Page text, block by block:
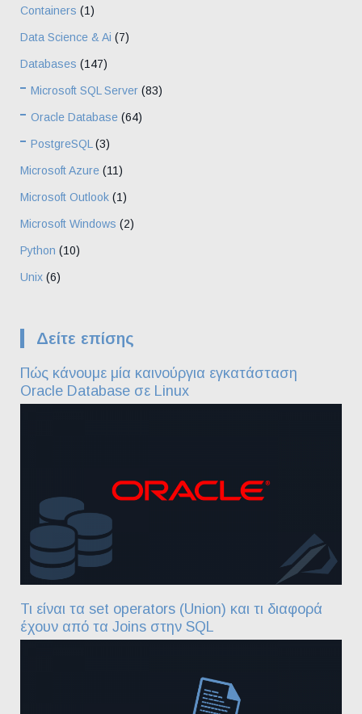
Containers (1)
Data Science & Ai (7)
Databases (147)
Microsoft SQL Server (83)
Oracle Database (64)
PostgreSQL (3)
Microsoft Azure (11)
Microsoft Outlook (1)
Microsoft Windows (2)
Python (10)
Unix (6)
Δείτε επίσης
Πώς κάνουμε μία καινούργια εγκατάσταση
Oracle Database σε Linux
Τι είναι τα set operators (Union) και τι διαφορά
έχουν από τα Joins στην SQL